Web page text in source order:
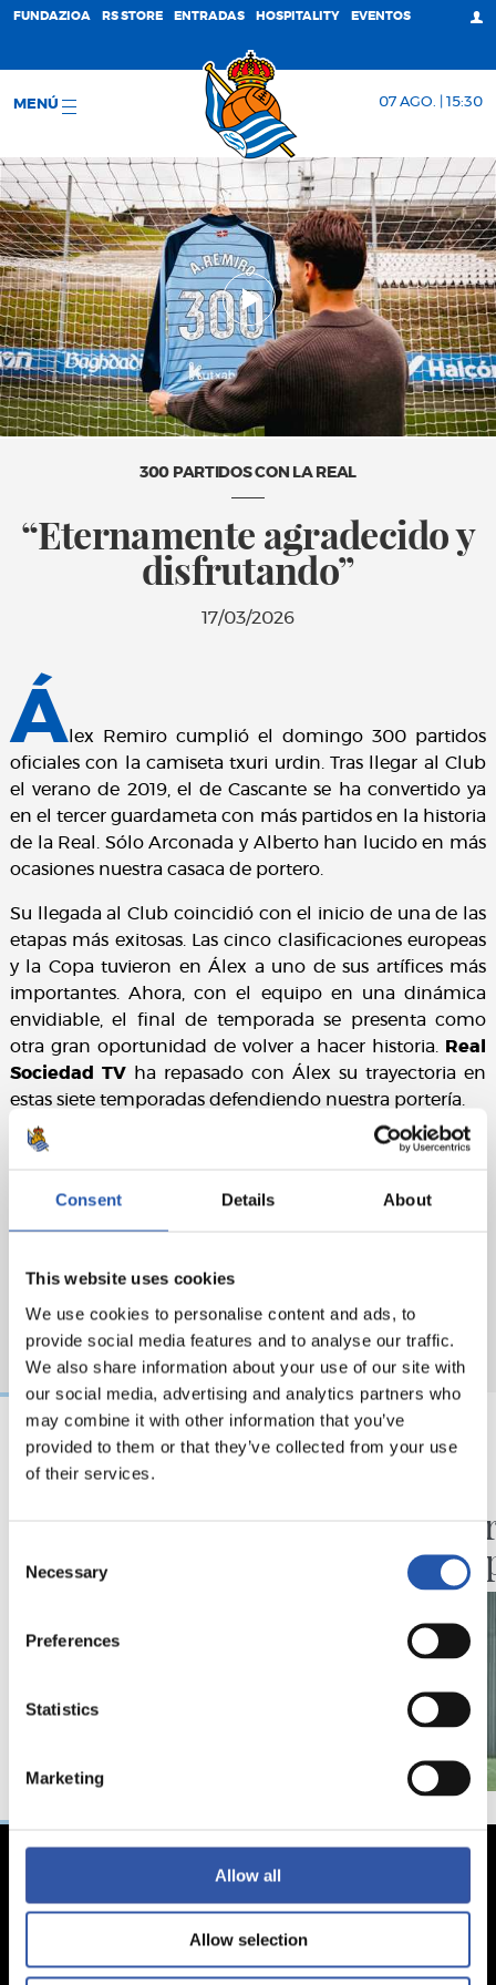
Consent Details About
This website uses cookies
We use cookies to personalise content and ads, to
provide social media features and to analyse our traffic.
We also share information about your use of our site with
our social media, advertising and analytics partners who
may combine it with other information that you’ve
provided to them or that they’ve collected from your use
of their services.
Selection
Necessary
Preferences
Statistics
Marketing
Allow all
Allow selection
FUNDAZIOA RS STORE ENTRADAS HOSPITALITY EVENTOS
MENÚ 07 AGO. | 15:30
300 PARTIDOS CON LA REAL
“Eternamente agradecido y
disfrutando”
17/03/2026
Álex Remiro cumplió el domingo 300 partidos
oficiales con la camiseta txuri urdin. Tras llegar al Club
el verano de 2019, el de Cascante se ha convertido ya
en el tercer guardameta con más partidos en la historia
de la Real. Sólo Arconada y Alberto han lucido en más
ocasiones nuestra casaca de portero.
Su llegada al Club coincidió con el inicio de una de las
etapas más exitosas. Las cinco clasificaciones europeas
y la Copa tuvieron en Álex a uno de sus artífices más
importantes. Ahora, con el equipo en una dinámica
envidiable, el final de temporada se presenta como
otra gran oportunidad de volver a hacer historia.
Real
Sociedad TVha repasado con Álex su trayectoria en
estas siete temporadas defendiendo nuestra portería.
07/08/2026
en Colonia
Un